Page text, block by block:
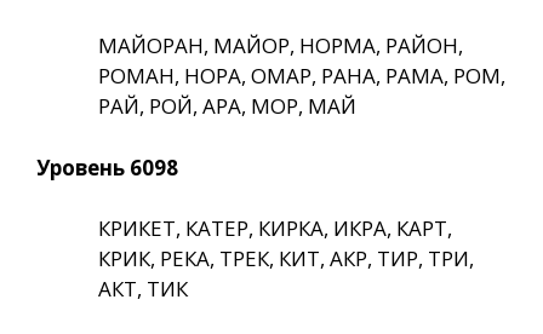
МАЙОРАН, МАЙОР, НОРМА, РАЙОН,
РОМАН, НОРА, ОМАР, РАНА, РАМА, РОМ,
РАЙ, РОЙ, АРА, МОР, МАЙ
Уровень 6098
КРИКЕТ, КАТЕР, КИРКА, ИКРА, КАРТ,
КРИК, РЕКА, ТРЕК, КИТ, АКР, ТИР, ТРИ,
АКТ, ТИК